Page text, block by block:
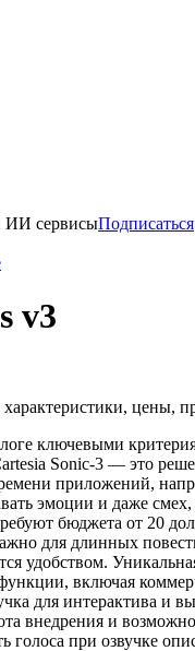
ИИ сервисыПодписаться
v3
характеристики, цены,
ключевыми
Sonic-3 — это
приложений,
эмоции и даже
бюджета от 20
для длинных
удобством.
включая
для интерактива
внедрения и
голоса при озвучке